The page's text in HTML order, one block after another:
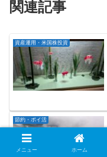
関連記事
資産運用・米国株投資
節約・ポイ活
メニュー ホーム